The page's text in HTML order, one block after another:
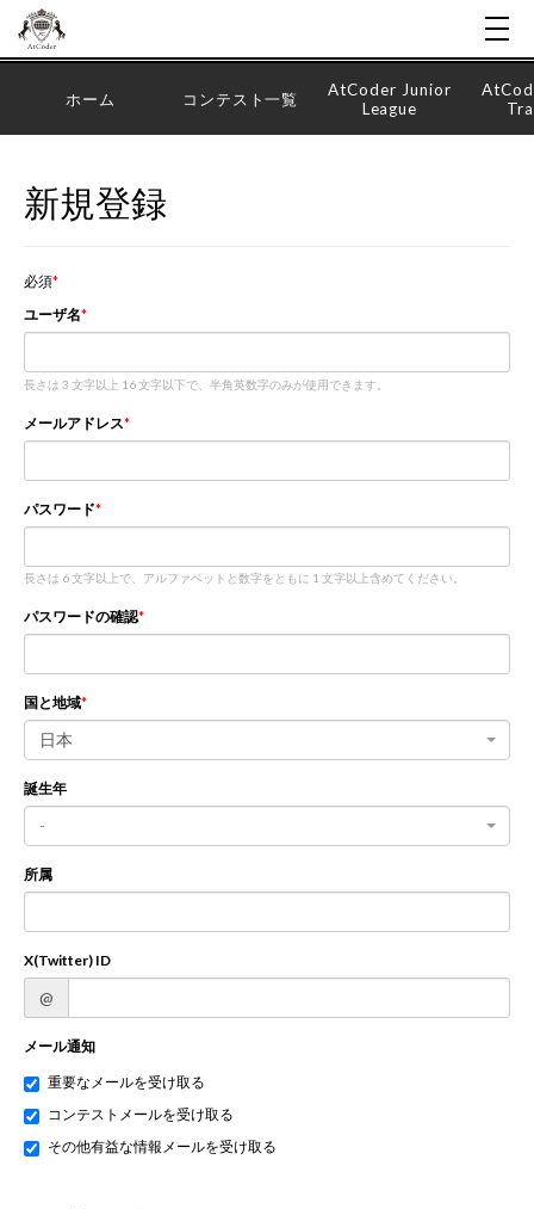
ホーム コンテスト一覧
AtCoder Junior
League
新規登録
必須
ユーザ名
長さは 3 文字以上 16 文字以下で、半角英数字のみが使用できます。
メールアドレス
パスワード
長さは 6 文字以上で、アルファベットと数字をともに 1 文字以上含めてください。
パスワードの確認
国と地域
日本
誕生年
-
所属
X(Twitter) ID
@
メール通知
重要なメールを受け取る
コンテストメールを受け取る
その他有益な情報メールを受け取る